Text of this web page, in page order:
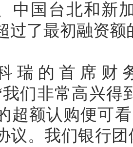
中国台北和新
过了最初融资额
瑞的首席财务
我们非常高兴得
超额认购便可
议。我们银行